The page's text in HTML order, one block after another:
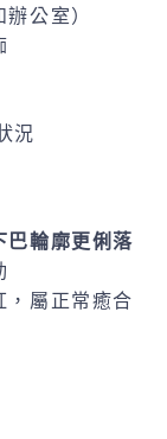
辦公室）
況
巴輪廓更俐落
，屬正常癒合